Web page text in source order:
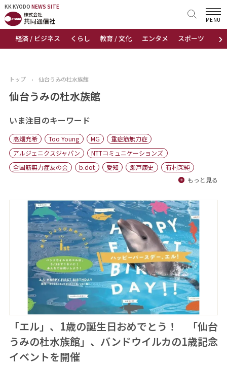
KK KYODO NEWS SITE
›
経済 / ビジネス くらし 教育 / 文化 エンタメ スポーツ 地域
MENU
KK KYODONEWS SITE
トップページ
ニュース
おすすめコンテンツ
出版物
会社概要
トップ › 仙台うみの杜水族館
仙台うみの杜水族館
いま注目のキーワード
高畑充希 Too Young MG
重症筋無力症
アルジェニクスジャパン
NTTコミュニケーションズ
全国筋無力症友の会
b.dot 愛知 瀬戸康史
有村架純
もっと見る
「エル」、1歳の誕生日おめでとう！ 「仙台
うみの杜水族館」、バンドウイルカの1歳記念
イベントを開催